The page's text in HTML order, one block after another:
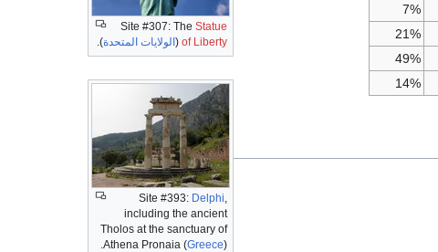
Site #307: The Statue
of Liberty
(الولايات المتحدة).
Site #393: Delphi,
including the ancient
Tholos at the sanctuary of
Athena Pronaia (Greece).
7%
21%
49%
14%